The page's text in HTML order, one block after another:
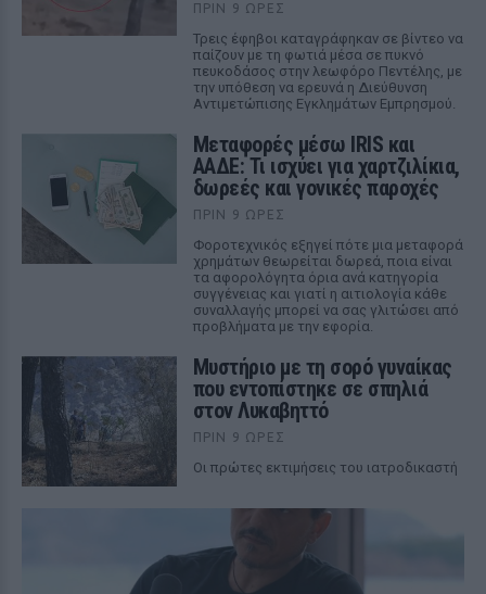
ΠΡΙΝ 9 ΏΡΕΣ
Τρεις έφηβοι καταγράφηκαν σε βίντεο να
παίζουν με τη φωτιά μέσα σε πυκνό
πευκοδάσος στην λεωφόρο Πεντέλης, με
την υπόθεση να ερευνά η Διεύθυνση
Αντιμετώπισης Εγκλημάτων Εμπρησμού.
Μεταφορές μέσω IRIS και
ΑΑΔΕ: Τι ισχύει για χαρτζιλίκια,
δωρεές και γονικές παροχές
ΠΡΙΝ 9 ΏΡΕΣ
Φοροτεχνικός εξηγεί πότε μια μεταφορά
χρημάτων θεωρείται δωρεά, ποια είναι
τα αφορολόγητα όρια ανά κατηγορία
συγγένειας και γιατί η αιτιολογία κάθε
συναλλαγής μπορεί να σας γλιτώσει από
προβλήματα με την εφορία.
Μυστήριο με τη σορό γυναίκας
που εντοπίστηκε σε σπηλιά
στον Λυκαβηττό
ΠΡΙΝ 9 ΏΡΕΣ
Οι πρώτες εκτιμήσεις του ιατροδικαστή